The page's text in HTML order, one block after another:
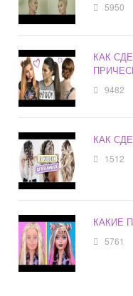
5950
КАК
9482
КАК
1512
КАКИЕ
5761